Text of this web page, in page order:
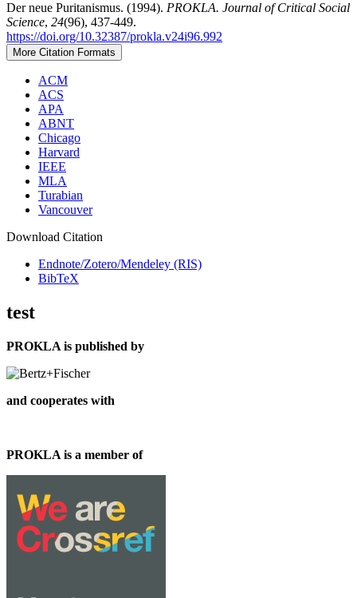
Der neue Puritanismus. (1994). PROKLA. Journal of Critical Social
Science, 24(96), 437-449.
https://doi.org/10.32387/prokla.v24i96.992
More Citation Formats
ACM
ACS
APA
ABNT
Chicago
Harvard
IEEE
MLA
Turabian
Vancouver
Download Citation
Endnote/Zotero/Mendeley (RIS)
BibTeX
test
PROKLA is published by
and cooperates with
PROKLA is a member of